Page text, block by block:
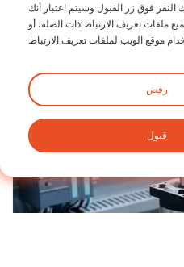
بأخبار
النقر فوق زر القبول وسيتم اعتبار أنك
ملفات تعريف الارتباط ذات الصلة، أو
رفض
قبول